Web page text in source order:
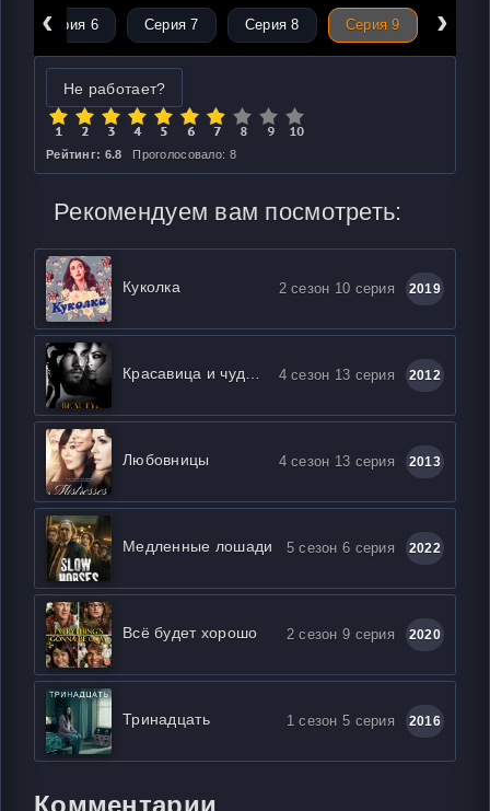
‹
Серия 6 Серия 7 Серия 8 Серия 9 ›
Не работает?
Рейтинг: 6.8 Проголосовало: 8
Рекомендуем вам посмотреть:
Куколка 2 сезон 10 серия 2019
4 сезон 13 серия 2012
Любовницы 4 сезон 13 серия 2013
Медленные лошади 5 сезон 6 серия 2022
Всё будет хорошо 2 сезон 9 серия 2020
Тринадцать 1 сезон 5 серия 2016
Комментарии